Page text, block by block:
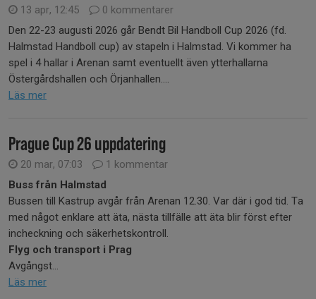
13 apr, 12:45
0 kommentarer
Den 22-23 augusti 2026 går Bendt Bil Handboll Cup 2026 (fd.
Halmstad Handboll cup) av stapeln i Halmstad. Vi kommer ha
spel i 4 hallar i Arenan samt eventuellt även ytterhallarna
Östergårdshallen och Örjanhallen....
Läs mer
Prague Cup 26 uppdatering
20 mar, 07:03
1 kommentar
Buss från Halmstad
Bussen till Kastrup avgår från Arenan 12.30. Var där i god tid. Ta
med något enklare att äta, nästa tillfälle att äta blir först efter
incheckning och säkerhetskontroll.
Flyg och transport i Prag
Avgångst...
Läs mer